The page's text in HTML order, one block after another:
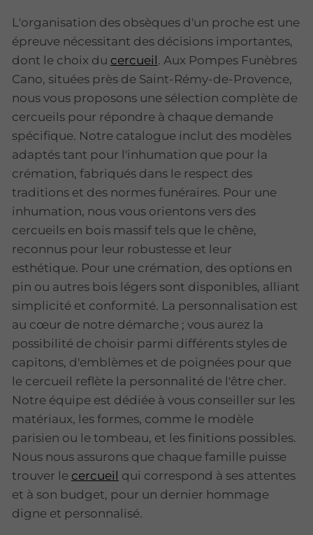
L'organisation des obsèques d'un proche est une
épreuve nécessitant des décisions importantes,
dont le choix du cercueil. Aux Pompes Funèbres
Cano, situées près de Saint-Rémy-de-Provence,
nous vous proposons une sélection complète de
cercueils pour répondre à chaque demande
spécifique. Notre catalogue inclut des modèles
adaptés tant pour l'inhumation que pour la
crémation, fabriqués dans le respect des
traditions et des normes funéraires. Pour une
inhumation, nous vous orientons vers des
cercueils en bois massif tels que le chêne,
reconnus pour leur robustesse et leur
esthétique. Pour une crémation, des options en
pin ou autres bois légers sont disponibles, alliant
simplicité et conformité. La personnalisation est
au cœur de notre démarche ; vous aurez la
possibilité de choisir parmi différents styles de
capitons, d'emblèmes et de poignées pour que
le cercueil reflète la personnalité de l'être cher.
Notre équipe est dédiée à vous conseiller sur les
matériaux, les formes, comme le modèle
parisien ou le tombeau, et les finitions possibles.
Nous nous assurons que chaque famille puisse
trouver le cercueil qui correspond à ses attentes
et à son budget, pour un dernier hommage
digne et personnalisé.